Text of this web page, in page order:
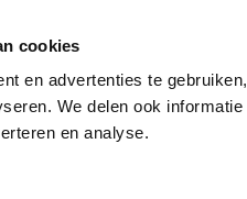
cookies
en advertenties te
We delen ook
en analyse.